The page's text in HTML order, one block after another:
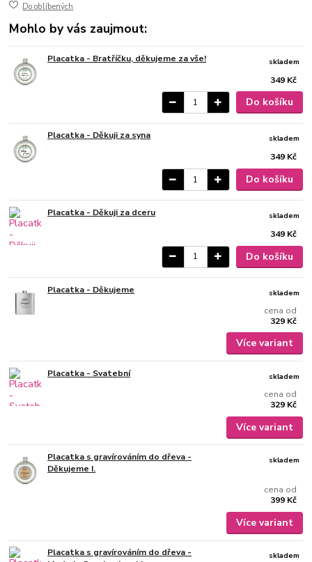
Do oblíbených
Mohlo by vás zaujmout:
Placatka - Bratříčku, děkujeme za vše!
349 Kč
skladem
Do košíku
Placatka - Děkuji za syna
349 Kč
skladem
Do košíku
Placatka - Děkuji za dceru
349 Kč
skladem
Do košíku
Placatka - Děkujeme
cena od
329 Kč
skladem
Více variant
Placatka - Svatební
cena od
329 Kč
skladem
Více variant
Placatka s gravírováním do dřeva -
Děkujeme I.
cena od
399 Kč
skladem
Více variant
Placatka s gravírováním do dřeva -
skladem